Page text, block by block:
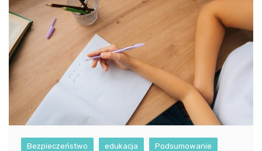
Bezpieczeństwo edukacja Podsumowanie